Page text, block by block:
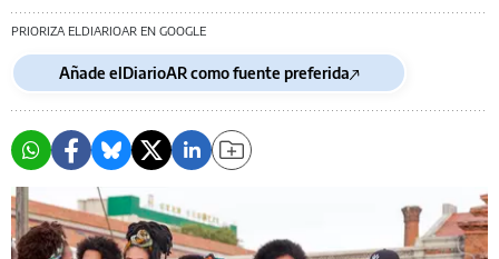
PRIORIZA ELDIARIOAR EN GOOGLE
Añade elDiarioAR como fuente preferida